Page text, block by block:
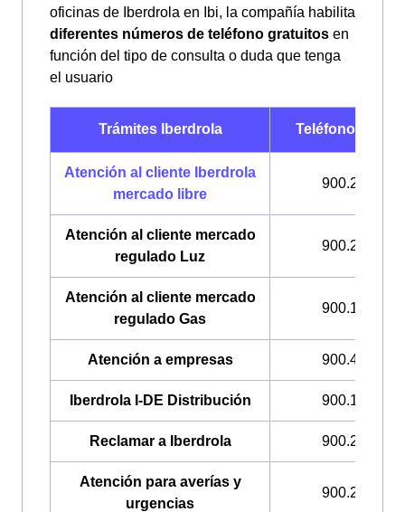
oficinas de Iberdrola en Ibi, la compañía habilita
diferentes números de teléfono gratuitos en
función del tipo de consulta o duda que tenga
el usuario
Trámites Iberdrola Teléfonos
Atención al cliente Iberdrola
mercado libre
900.225.235
Atención al cliente mercado
regulado Luz
900.200.708
Atención al cliente mercado
regulado Gas
900.100.309
Atención a empresas 900.400.408
Iberdrola I-DE Distribución 900.171.171
Reclamar a Iberdrola 900.225.235
Atención para averías y
urgencias
900.224.522